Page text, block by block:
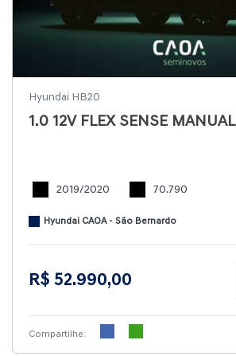
Hyundai HB20
1.0 12V FLEX SENSE MANUAL
2019/2020 70.790
Hyundai CAOA - São Bernardo
R$ 52.990,00
Compartilhe: